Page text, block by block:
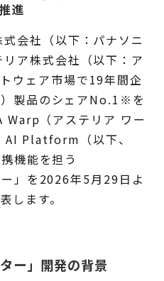
進
会社（以下：パナソニ
ア株式会社（以下：ア
ウェア市場で19年間企
製品のシェアNo.1※を
Warp（アステリア ワー
Platform（以下、
機能を担う
」を2026年5月29日よ
します。
ー」開発の背景